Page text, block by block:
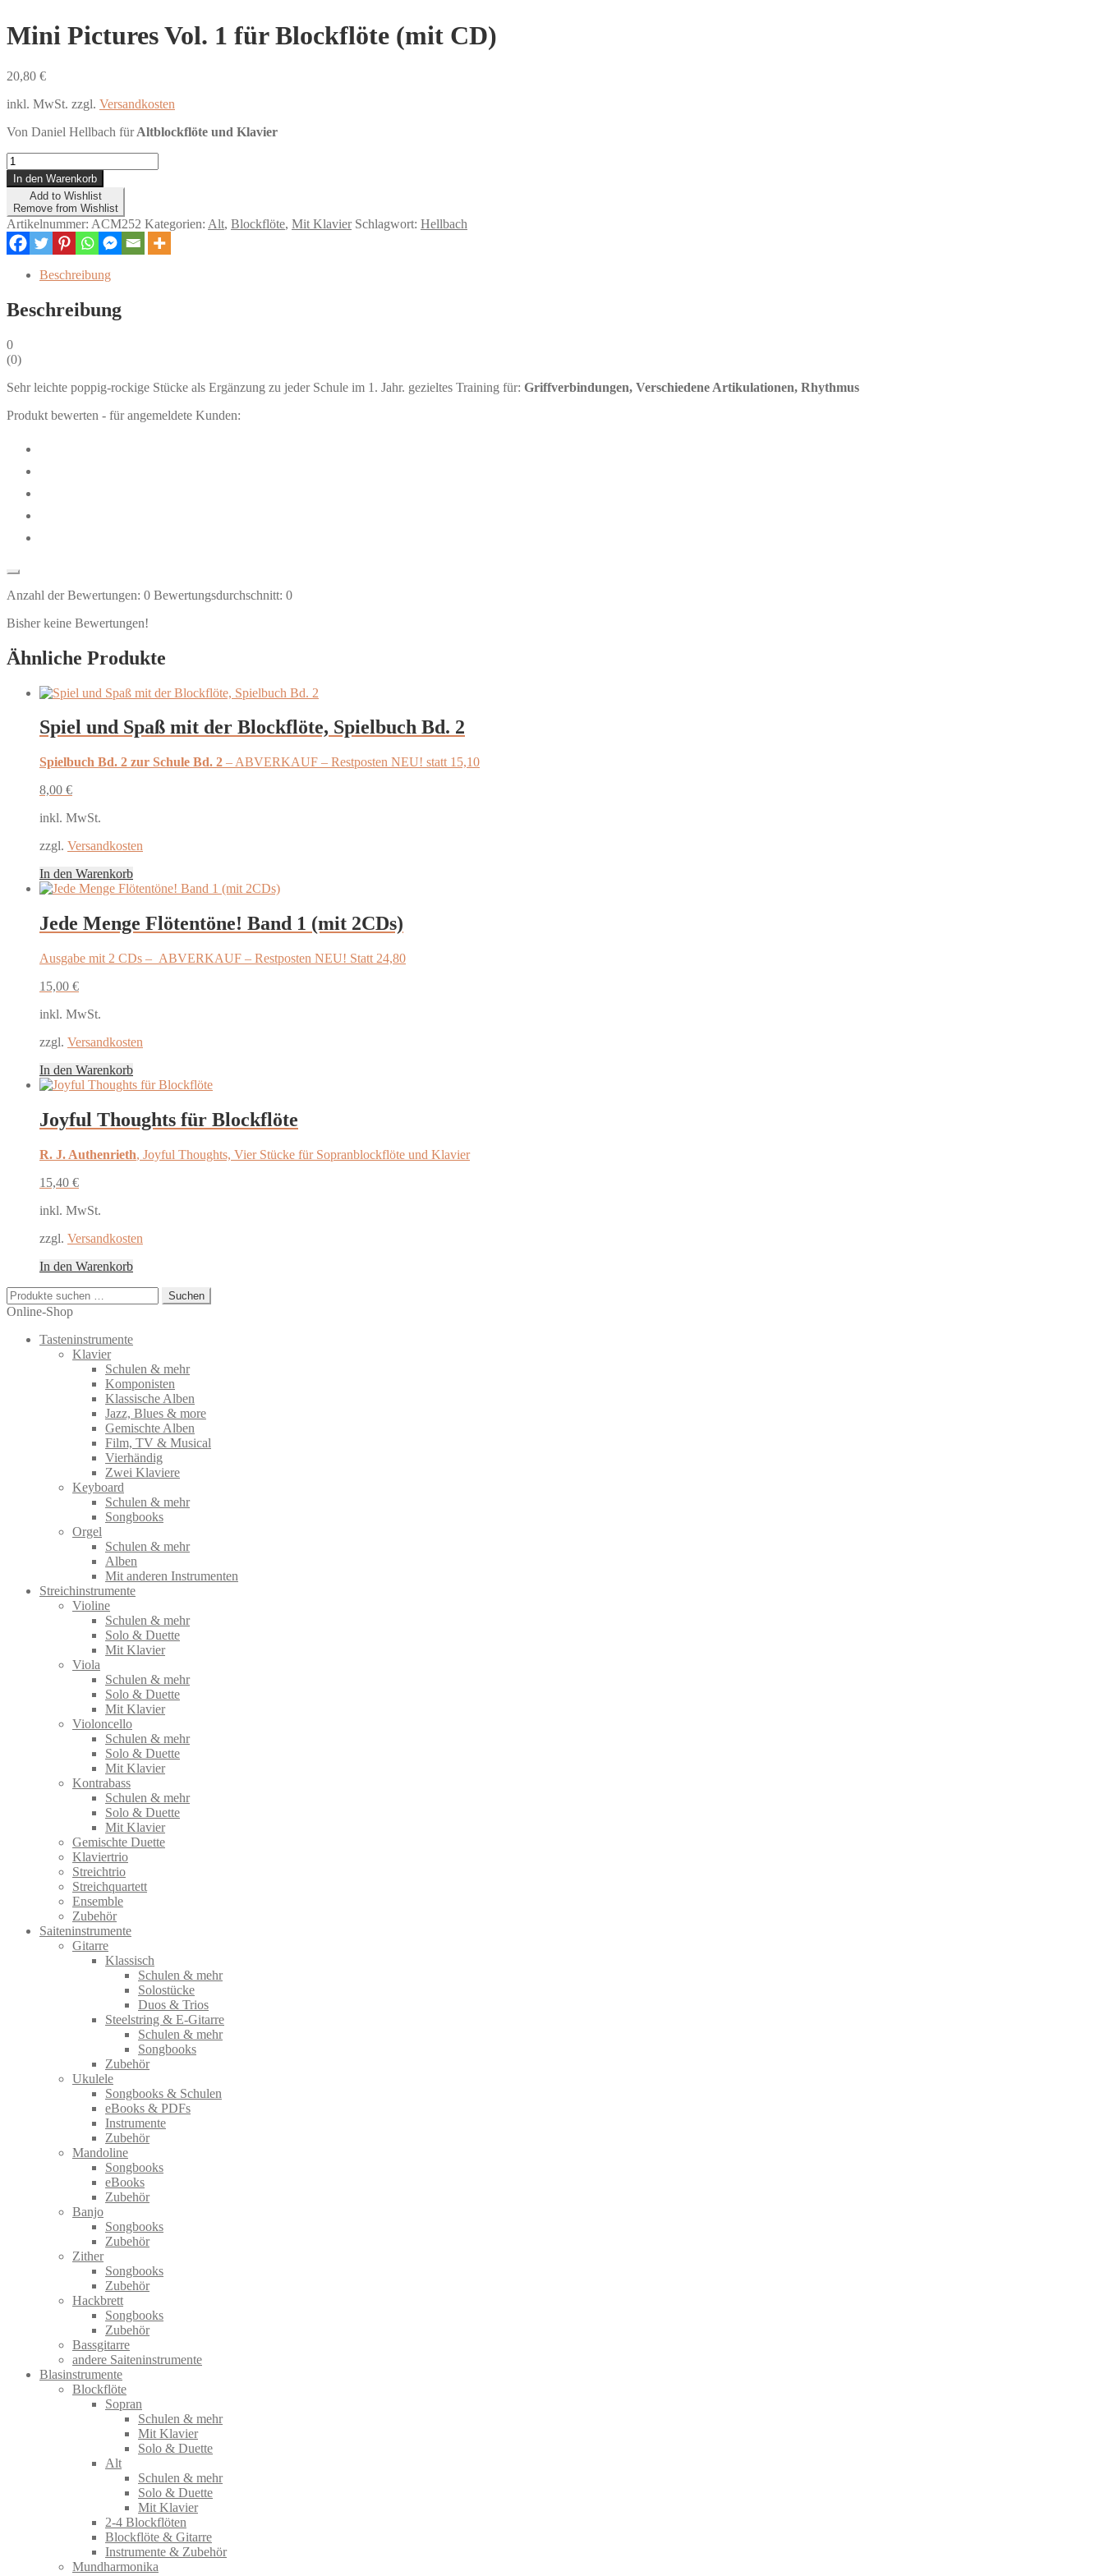
Mini Pictures Vol. 1 für Blockflöte (mit CD)
20,80 €
inkl. MwSt. zzgl. Versandkosten
Von Daniel Hellbach fürAltblockflöte und Klavier
Mini
Pictures
Vol.
für
Blockflöte
(mit
Menge
In den Warenkorb
Add to Wishlist
Remove from Wishlist
Artikelnummer: ACM252 Kategorien: Alt, Blockflöte, Mit Klavier Schlagwort: Hellbach
Beschreibung
Beschreibung
0
(0)
Sehr leichte poppig-rockige Stücke als Ergänzung zu jeder Schule im 1. Jahr. gezieltes Training für: Griffverbindungen, Verschiedene Artikulationen, Rhythmus
Produkt bewerten - für angemeldete Kunden:
Anzahl der Bewertungen: 0 Bewertungsdurchschnitt: 0
Bisher keine Bewertungen!
Ähnliche Produkte
Spiel und Spaß mit der Blockflöte, Spielbuch Bd. 2
Spielbuch Bd. 2 zur Schule Bd. 2 – ABVERKAUF – Restposten NEU! statt 15,10
8,00 €
inkl. MwSt.
zzgl. Versandkosten
In den Warenkorb
Jede Menge Flötentöne! Band 1 (mit 2CDs)
Ausgabe mit 2 CDs – ABVERKAUF – Restposten NEU! Statt 24,80
15,00 €
inkl. MwSt.
zzgl. Versandkosten
In den Warenkorb
Joyful Thoughts für Blockflöte
R. J. Authenrieth, Joyful Thoughts, Vier Stücke für Sopranblockflöte und Klavier
15,40 €
inkl. MwSt.
zzgl. Versandkosten
In den Warenkorb
Suchen
nach:
Suchen
Online-Shop
Tasteninstrumente
Klavier
Schulen & mehr
Komponisten
Klassische Alben
Jazz, Blues & more
Gemischte Alben
Film, TV & Musical
Vierhändig
Zwei Klaviere
Keyboard
Schulen & mehr
Songbooks
Orgel
Schulen & mehr
Alben
Mit anderen Instrumenten
Streichinstrumente
Violine
Schulen & mehr
Solo & Duette
Mit Klavier
Viola
Schulen & mehr
Solo & Duette
Mit Klavier
Violoncello
Schulen & mehr
Solo & Duette
Mit Klavier
Kontrabass
Schulen & mehr
Solo & Duette
Mit Klavier
Gemischte Duette
Klaviertrio
Streichtrio
Streichquartett
Ensemble
Zubehör
Saiteninstrumente
Gitarre
Klassisch
Schulen & mehr
Solostücke
Duos & Trios
Steelstring & E-Gitarre
Schulen & mehr
Songbooks
Zubehör
Ukulele
Songbooks & Schulen
eBooks & PDFs
Instrumente
Zubehör
Mandoline
Songbooks
eBooks
Zubehör
Banjo
Songbooks
Zubehör
Zither
Songbooks
Zubehör
Hackbrett
Songbooks
Zubehör
Bassgitarre
andere Saiteninstrumente
Blasinstrumente
Blockflöte
Sopran
Schulen & mehr
Mit Klavier
Solo & Duette
Alt
Schulen & mehr
Solo & Duette
Mit Klavier
2-4 Blockflöten
Blockflöte & Gitarre
Instrumente & Zubehör
Mundharmonika